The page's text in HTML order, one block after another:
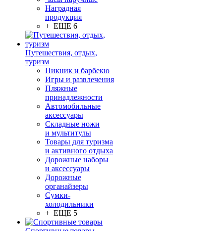
Наградная
продукция
+ ЕЩЕ 6
Путешествия, отдых,
туризм
Пикник и барбекю
Игры и развлечения
Пляжные
принадлежности
Автомобильные
аксессуары
Складные ножи
и мультитулы
Товары для туризма
и активного отдыха
Дорожные наборы
и аксессуары
Дорожные
органайзеры
Сумки-
холодильники
+ ЕЩЕ 5